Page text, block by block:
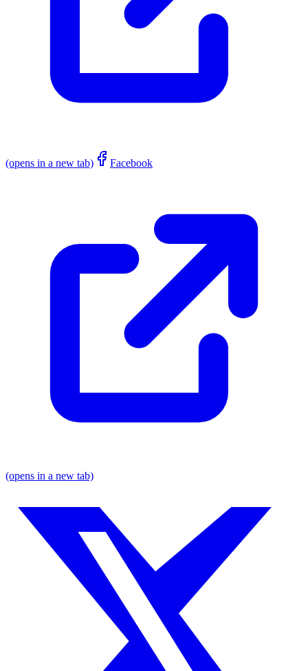
(opens in a new tab) Facebook
(opens in a new tab)